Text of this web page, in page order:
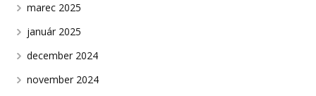
marec 2025
január 2025
december 2024
november 2024